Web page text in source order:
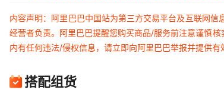
内容声明：阿里巴巴中国站为第三方交易平台及互联网
经营者负责。阿里巴巴提醒您购买商品/服务前注意谨慎
内有任何违法/侵权信息，请立即向阿里巴巴举报并提供有
搭配组货